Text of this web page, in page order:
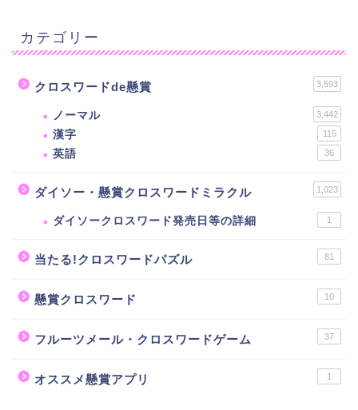
カテゴリー
クロスワードde懸賞 3,593
ノーマル 3,442
漢字 115
英語 36
ダイソー・懸賞クロスワードミラクル 1,023
ダイソークロスワード発売日等の詳細 1
当たる!クロスワードパズル 81
懸賞クロスワード 10
フルーツメール・クロスワードゲーム 37
オススメ懸賞アプリ 1